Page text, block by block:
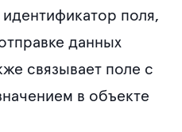
поля,
данных
связывает поле с
в объекте